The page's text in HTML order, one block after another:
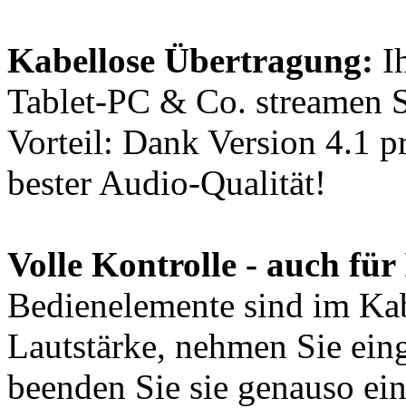
Kabellose Übertragung:
Tablet-PC & Co. streamen
Vorteil: Dank Version 4.1
bester Audio-Qualität!
Volle Kontrolle - auch für
Bedienelemente sind im
Lautstärke, nehmen Sie
beenden Sie sie genauso